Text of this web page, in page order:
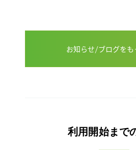
お知らせ/ブログをも
利用開始まで